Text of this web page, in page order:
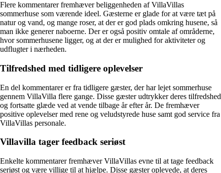
Flere kommentarer fremhæver beliggenheden af VillaVillas
sommerhuse som værende ideel. Gæsterne er glade for at være tæt på
natur og vand, og mange roser, at der er god plads omkring husene, så
man ikke generer naboerne. Der er også positiv omtale af områderne,
hvor sommerhusene ligger, og at der er mulighed for aktiviteter og
udflugter i nærheden.
Tilfredshed med tidligere oplevelser
En del kommentarer er fra tidligere gæster, der har lejet sommerhuse
gennem VillaVilla flere gange. Disse gæster udtrykker deres tilfredshed
og fortsatte glæde ved at vende tilbage år efter år. De fremhæver
positive oplevelser med rene og veludstyrede huse samt god service fra
VillaVillas personale.
Villavilla tager feedback seriøst
Enkelte kommentarer fremhæver VillaVillas evne til at tage feedback
seriøst og være villige til at hjælpe. Disse gæster oplevede, at deres